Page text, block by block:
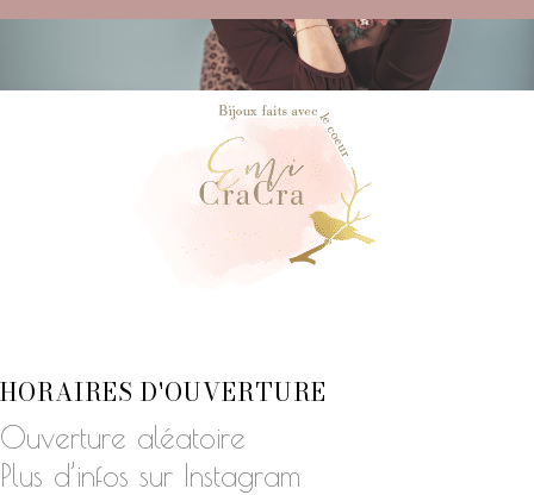
HORAIRES D'OUVERTURE
Ouverture aléatoire
Plus d’infos sur Instagram